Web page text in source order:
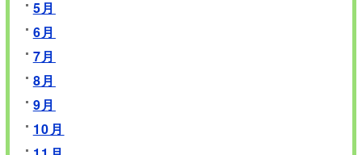
5月
6月
7月
8月
9月
10月